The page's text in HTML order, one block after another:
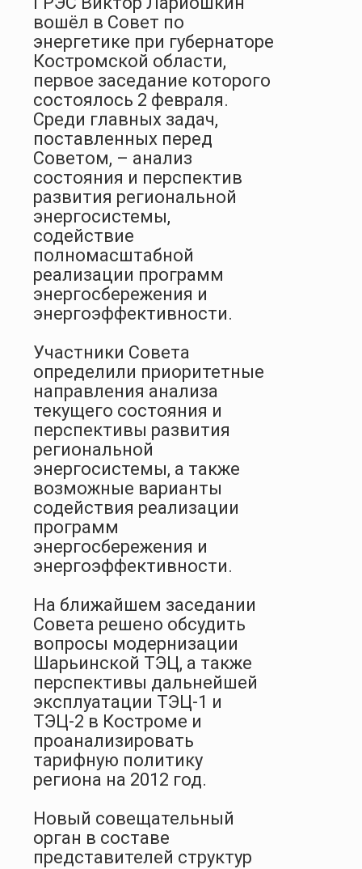
вошёл в Совет по
энергетике при губернаторе
Костромской области,
первое заседание которого
состоялось 2 февраля.
Среди главных задач,
поставленных перед
Советом, – анализ
состояния и перспектив
развития региональной
энергосистемы,
содействие
полномасштабной
реализации программ
энергосбережения и
энергоэффективности.
Участники Совета
определили приоритетные
направления анализа
текущего состояния и
перспективы развития
региональной
энергосистемы, а также
возможные варианты
содействия реализации
программ
энергосбережения и
энергоэффективности.
На ближайшем заседании
Совета решено обсудить
вопросы модернизации
Шарьинской ТЭЦ, а также
перспективы дальнейшей
эксплуатации ТЭЦ-1 и
ТЭЦ-2 в Костроме и
проанализировать
тарифную политику
региона на 2012 год.
Новый совещательный
орган в составе
представителей структур